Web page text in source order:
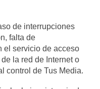
de interrupciones
falta de
el servicio de acceso
la red de Internet o
control de Tus Media.